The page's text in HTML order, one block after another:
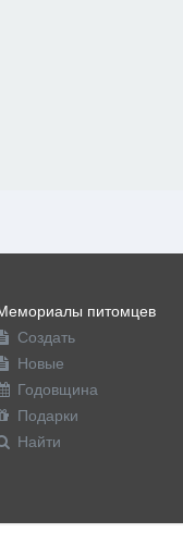
питомцев
Создать
Новые
Годовщина
Подарки
Найти